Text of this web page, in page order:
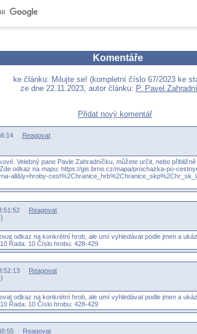
Komentáře
ke článku: Milujte se! (kompletní číslo 67/2023 ke
ze dne 22.11.2023, autor článku: P. Pavel
Přidat nový komentář
Reagovat
Velebný pane Pavle Zahradníčku, můžete určit, nebo
odkaz na mapu: https://gis.brno.cz/mapa/prochazka-po-
all&ly=hroby-
Reagovat
odkaz na konkrétní hrob, ale umí vyhledávat podle jmen a
Řada: 10 Číslo hrobu: 428-429
Reagovat
odkaz na konkrétní hrob, ale umí vyhledávat podle jmen a
Řada: 10 Číslo hrobu: 428-429
Reagovat